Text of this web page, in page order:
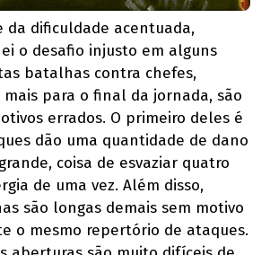
da dificuldade acentuada,
o desafio injusto em alguns
batalhas contra chefes,
para o final da jornada, são
errados. O primeiro deles é
dão uma quantidade de dano
coisa de esvaziar quatro
de uma vez. Além disso,
são longas demais sem motivo
o mesmo repertório de ataques.